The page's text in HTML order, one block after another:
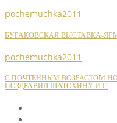
pochemuchka2011
БУРАКОВСКАЯ ВЫСТАВКА-
pochemuchka2011
С ПОЧТЕННЫМ ВОЗРАСТОМ
ПОЗДРАВИЛ ШАТОХИНУ И.Г.